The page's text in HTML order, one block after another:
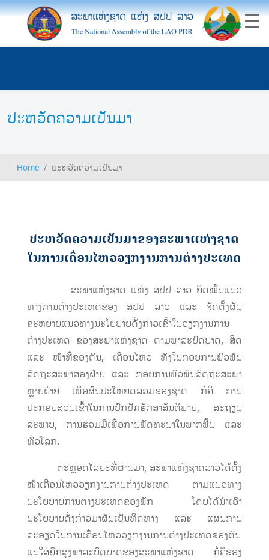
ປະຫວັດຄວາມເປັນມາ
Home ປະຫວັດຄວາມເປັນມາ
ປະຫວັດຄວາມເປັນມາຂອງສະພາແຫ່ງຊາດ
ໃນການເຄື່ອນໄຫວວຽກງານການຕ່າງປະເທດ
ສະພາແຫ່ງຊາດ ແຫ່ງ ສປປ ລາວ ຍຶດໝັ້ນແນວ
ທາງການຕ່າງປະເທດຂອງ ສປປ ລາວ ແລະ ຈັດຕັ້ງຜັນ
ຂະຫຍາຍແນວທາງນະໂຍບາຍດັ່ງກ່າວເຂົ້າໃນວຽກງານການ
ຕ່າງປະເທດ ຂອງສະພາແຫ່ງຊາດ ຕາມພາລະບົດບາດ, ສິດ
ແລະ ໜ້າທີ່ຂອງຕົນ, ເຄື່ອນໄຫວ ທັງໃນກອບການພົວພັນ
ລັດຖະສະພາສອງຝ່າຍ ແລະ ກອບການພົວພັນລັດຖະສະພາ
ຫຼາຍຝ່າຍ ເພື່ອຜົນປະໂຫຍດລວມຂອງຊາດ ກໍ່ຄື ການ
ປະກອບສ່ວນເຂົ້າໃນການປົກປັກຮັກສາສັນຕິພາບ, ສະຖຽນ
ລະພາບ, ການຮ່ວມມືເພື່ອການພັດທະນາໃນພາກພື້ນ ແລະ
ທົ່ວໂລກ.
ຕະຫຼອດໄລຍະທີ່ຜ່ານມາ, ສະພາແຫ່ງຊາດລາວໄດ້ຕັ້ງ
ໜ້າເຄື່ອນໄຫວວຽກງານການຕ່າງປະເທດ ຕາມແນວທາງ
ນະໂຍບາຍການຕ່າງປະເທດຂອງພັກ ໂດຍໄດ້ນຳເອົາ
ນະໂຍບາຍດັ່ງກ່າວມາຜັນເປັນທິດທາງ ແລະ ແຜນການ
ລະອຽດໃນການເຄື່ອນໄຫວວຽກງານການຕ່າງປະເທດຂອງຕົນ
ແນໃສ່ຍົກສູງພາລະບົດບາດຂອງສະພາແຫ່ງຊາດ ກໍ່ຄືຂອງ